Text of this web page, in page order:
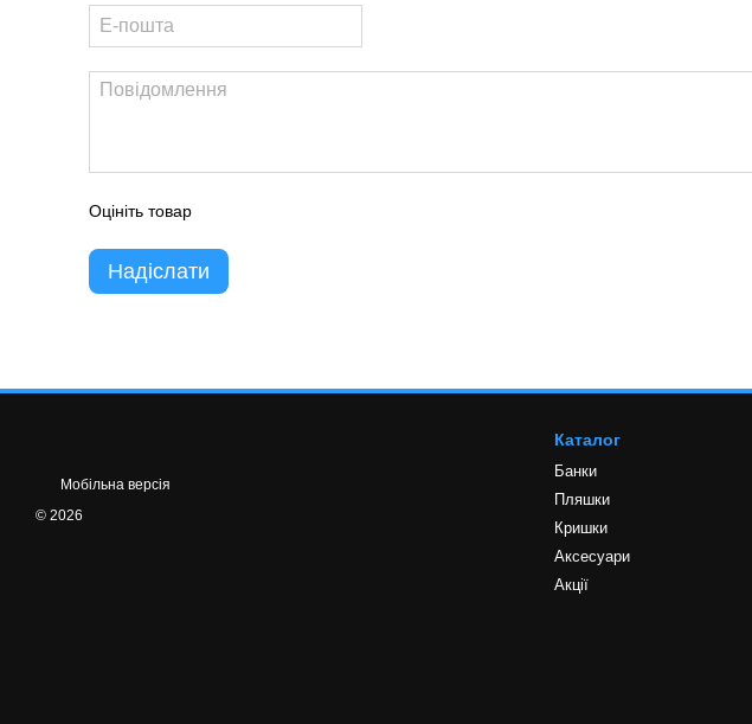
Оцініть товар
Надіслати
Мобільна версія
© 2026
Каталог
Банки
Пляшки
Кришки
Аксесуари
Акції